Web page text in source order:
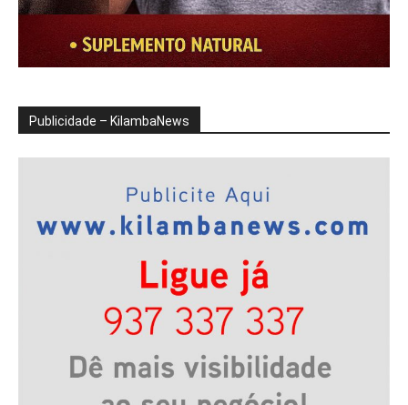
Publicidade – KilambaNews